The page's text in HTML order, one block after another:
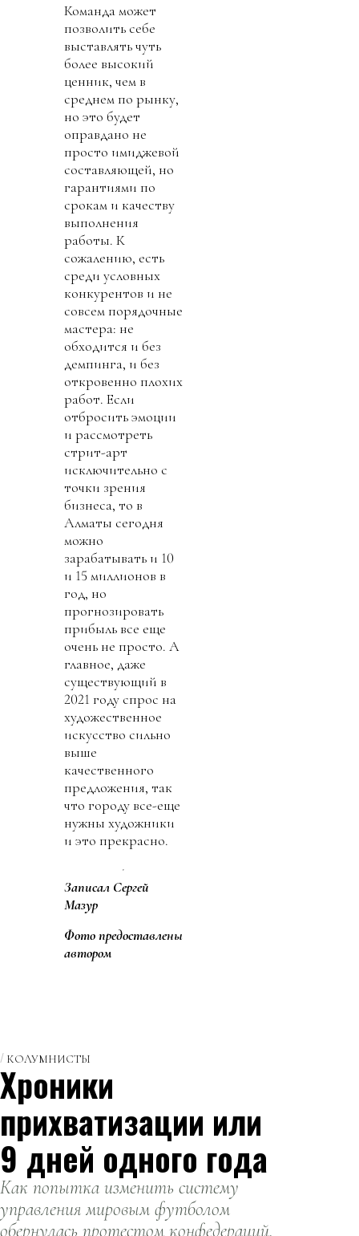
Команда может
позволить себе
выставлять чуть
более высокий
ценник, чем в
среднем по рынку,
но это будет
оправдано не
просто имиджевой
составляющей, но
гарантиями по
срокам и качеству
выполнения
работы. К
сожалению, есть
среди условных
конкурентов и не
совсем порядочные
мастера: не
обходится и без
демпинга, и без
откровенно плохих
работ. Если
отбросить эмоции
и рассмотреть
стрит-арт
исключительно с
точки зрения
бизнеса, то в
Алматы сегодня
можно
зарабатывать и 10
и 15 миллионов в
год, но
прогнозировать
прибыль все еще
очень не просто. А
главное, даже
существующий в
2021 году спрос на
художественное
искусство сильно
выше
качественного
предложения, так
что городу все-еще
нужны художники
и это прекрасно.
Записал Сергей
Мазур
Фото предоставлены
автором
КОЛУМНИСТЫ
Хроники
прихватизации или
9 дней одного года
Как попытка изменить систему
управления мировым футболом
обернулась протестом конфедераций,